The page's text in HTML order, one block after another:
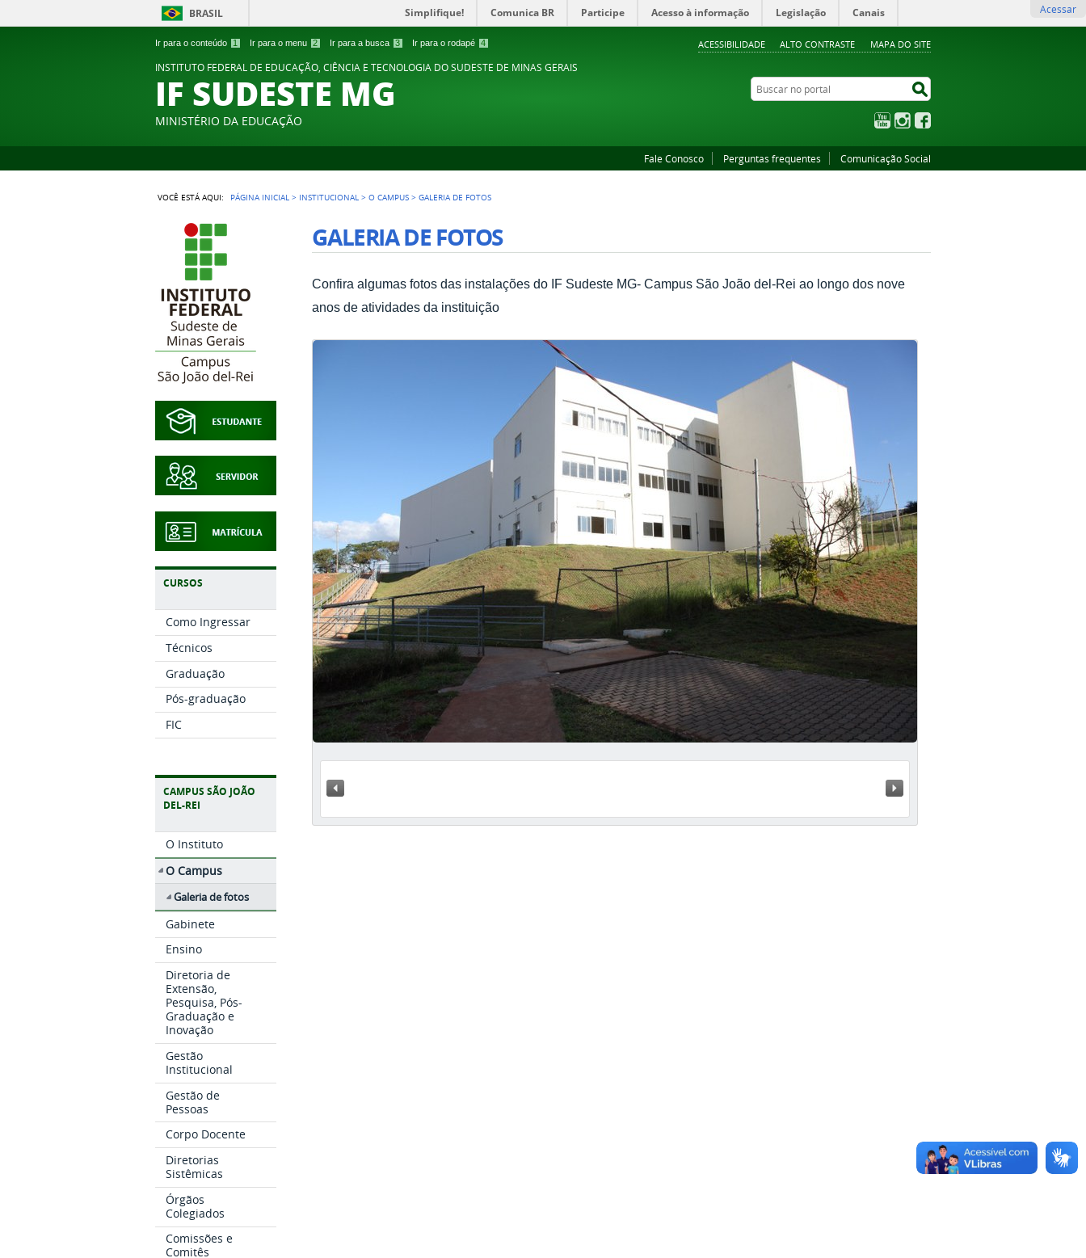
Ir para o conteúdo 1 Ir para o menu 2 Ir para a busca 3 Ir para o rodapé 4 ACESSIBILIDADE ALTO CONTRASTE MAPA DO SITE
BRASIL Simplifique! Comunica BR Participe Acesso à informação Legislação Canais Acessar
INSTITUTO FEDERAL DE EDUCAÇÃO, CIÊNCIA E TECNOLOGIA DO SUDESTE DE MINAS GERAIS
IF SUDESTE MG
MINISTÉRIO DA EDUCAÇÃO
Buscar no portal
YouTubeInstagram
Fale Conosco Perguntas frequentes Comunicação Social
VOCÊ ESTÁ AQUI: PÁGINA INICIAL > INSTITUCIONAL >O CAMPUS >GALERIA DE FOTOS
CURSOS
Como Ingressar
Técnicos
Graduação
Pós-graduação
FIC
CAMPUS SÃO JOÃO
DEL-REI
O Instituto
O Campus
Galeria de fotos
Gabinete
Ensino
Diretoria de
Extensão,
Pesquisa, Pós-
Graduação e
Inovação
Gestão
Institucional
Gestão de
Pessoas
Corpo Docente
Diretorias
Sistêmicas
Órgãos
Colegiados
Comissões e
Comitês
GALERIA DE FOTOS
Confira algumas fotos das instalações do IF Sudeste MG- Campus São João del-Rei ao longo dos nove
anos de atividades da instituição